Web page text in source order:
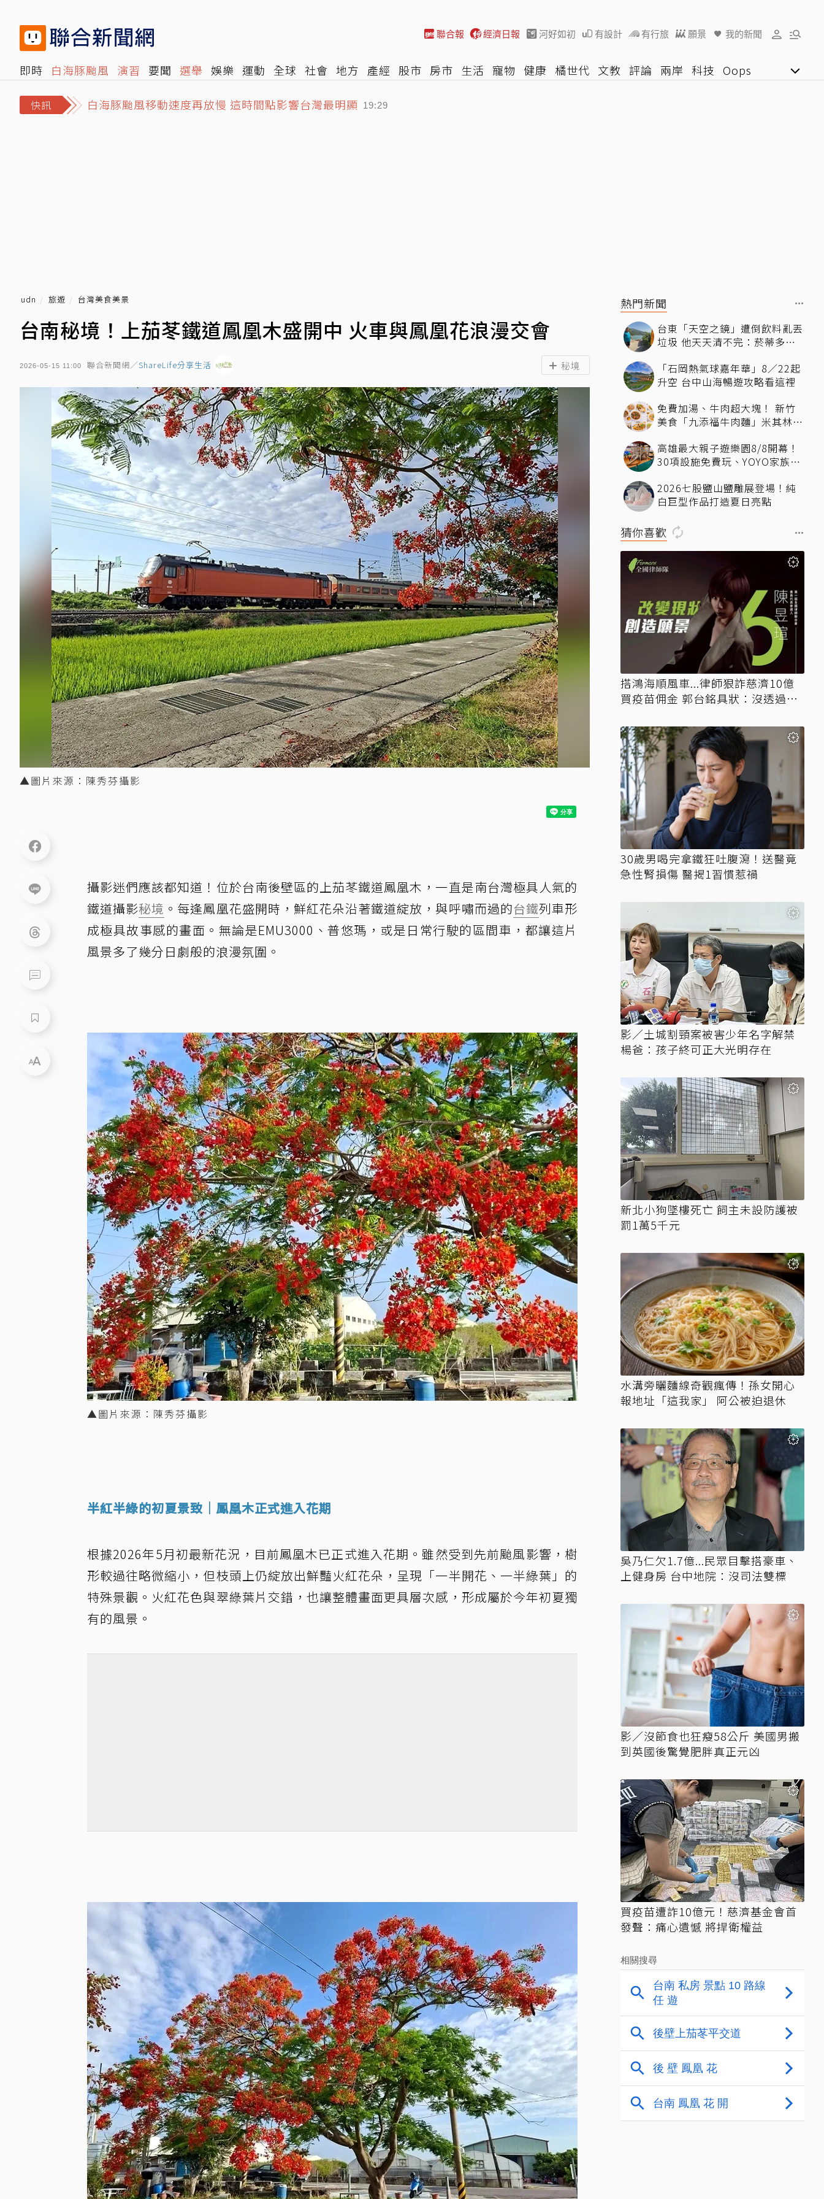
聯合報 經濟日報 河好如初 有設計 有行旅 願景 我的新聞
即時 白海豚颱風 演習 要聞 選舉 娛樂 運動 全球 社會 地方 產經 股市 房市 生活 寵物 健康 橘世代 文教 評論 兩岸 科技 Oops
快訊
白海豚颱風移動速度再放慢 這時間點影響台灣最明顯
郭書瑤認了「有金主」 街頭解放側胸曲線全見客 19:13
udn 旅遊 台灣美食美景
台南秘境！上茄苳鐵道鳳凰木盛開中 火車與鳳凰花浪漫交會
2026-05-15 11:00 聯合新聞網／ShareLife分享生活 秘境
▲圖片來源：陳秀芬攝影
攝影迷們應該都知道！位於台南後壁區的上茄苳鐵道鳳凰木，一直是南台灣極具人氣的
鐵道攝影秘境 。每逢鳳凰花盛開時，鮮紅花朵沿著鐵道綻放，與呼嘯而過的台鐵列車形
成極具故事感的畫面。無論是EMU3000、普悠瑪，或是日常行駛的區間車，都讓這片
風景多了幾分日劇般的浪漫氛圍。
▲圖片來源：陳秀芬攝影
半紅半綠的初夏景致｜鳳凰木正式進入花期
根據2026年5月初最新花況，目前鳳凰木已正式進入花期。雖然受到先前颱風影響，樹
形較過往略微縮小，但枝頭上仍綻放出鮮豔火紅花朵，呈現「一半開花、一半綠葉」的
特殊景觀。火紅花色與翠綠葉片交錯，也讓整體畫面更具層次感，形成屬於今年初夏獨
有的風景。
熱門新聞
台東「天空之鏡」遭倒飲料亂丟
垃圾 他天天清不完：菸蒂多到
「石岡熱氣球嘉年華」8／22起
升空 台中山海暢遊攻略看這裡
免費加湯、牛肉超大塊！ 新竹
美食「九添福牛肉麵」米其林必
高雄最大親子遊樂園8/8開幕！
30項設施免費玩、YOYO家族嗨
2026七股鹽山鹽雕展登場！純
白巨型作品打造夏日亮點
猜你喜歡
搭鴻海順風車...律師狠詐慈濟10億
買疫苗佣金 郭台銘具狀：沒透過仲
30歲男喝完拿鐵狂吐腹瀉！送醫竟
急性腎損傷 醫揭1習慣惹禍
影／土城割頸案被害少年名字解禁
楊爸：孩子終可正大光明存在
新北小狗墜樓死亡 飼主未設防護被
罰1萬5千元
水溝旁曬麵線奇觀瘋傳！孫女開心
報地址「這我家」 阿公被迫退休
吳乃仁欠1.7億...民眾目擊搭豪車、
上健身房 台中地院：沒司法雙標
影／沒節食也狂瘦58公斤 美國男搬
到英國後驚覺肥胖真正元凶
買疫苗遭詐10億元！慈濟基金會首
發聲：痛心遺憾 將捍衛權益